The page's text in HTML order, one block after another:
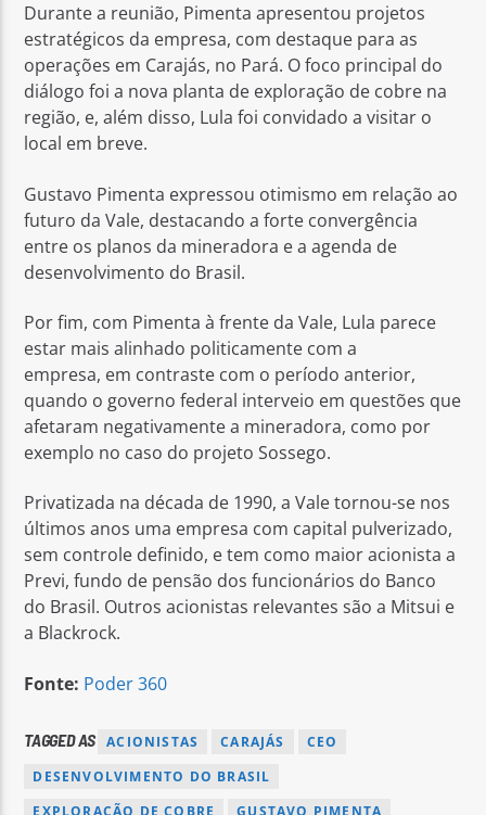
Durante a reunião, Pimenta apresentou projetos
estratégicos da empresa, com destaque para as
operações em Carajás, no Pará. O foco principal do
diálogo foi a nova planta de exploração de cobre na
região, e, além disso, Lula foi convidado a visitar o
local em breve.
Gustavo Pimenta expressou otimismo em relação ao
futuro da Vale, destacando a forte convergência
entre os planos da mineradora e a agenda de
desenvolvimento do Brasil.
Por fim, com Pimenta à frente da Vale, Lula parece
estar mais alinhado politicamente com a
empresa, em contraste com o período anterior,
quando o governo federal interveio em questões que
afetaram negativamente a mineradora, como por
exemplo no caso do projeto Sossego.
Privatizada na década de 1990, a Vale tornou-se nos
últimos anos uma empresa com capital pulverizado,
sem controle definido, e tem como maior acionista a
Previ, fundo de pensão dos funcionários do Banco
do Brasil. Outros acionistas relevantes são a Mitsui e
a Blackrock.
Fonte: Poder 360
TAGGED AS ACIONISTAS CARAJÁS
CEO
DESENVOLVIMENTO DO BRASIL